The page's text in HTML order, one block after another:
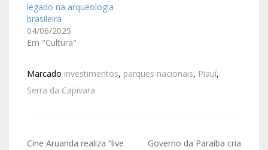
legado na arqueologia
brasileira
04/06/2025
Em "Cultura"
Marcado investimentos, parques nacionais, Piauí,
Serra da Capivara
Cine Aruanda realiza “live
Governo da Paraíba cria